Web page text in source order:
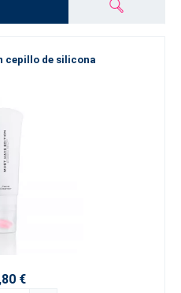
cepillo de silicona
€